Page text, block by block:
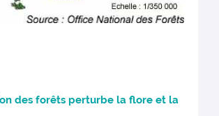
des forêts perturbe la flore et la